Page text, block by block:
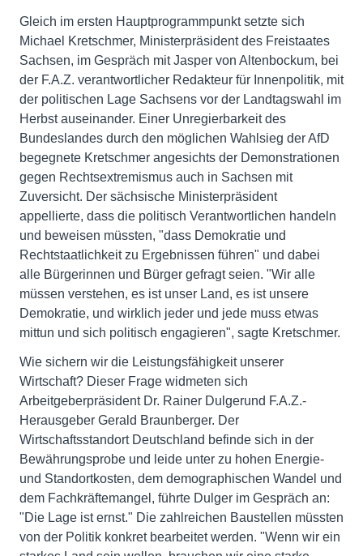
Gleich im ersten Hauptprogrammpunkt setzte sich
Michael Kretschmer, Ministerpräsident des Freistaates
Sachsen, im Gespräch mit Jasper von Altenbockum, bei
der F.A.Z. verantwortlicher Redakteur für Innenpolitik, mit
der politischen Lage Sachsens vor der Landtagswahl im
Herbst auseinander. Einer Unregierbarkeit des
Bundeslandes durch den möglichen Wahlsieg der AfD
begegnete Kretschmer angesichts der Demonstrationen
gegen Rechtsextremismus auch in Sachsen mit
Zuversicht. Der sächsische Ministerpräsident
appellierte, dass die politisch Verantwortlichen handeln
und beweisen müssten, "dass Demokratie und
Rechtstaatlichkeit zu Ergebnissen führen" und dabei
alle Bürgerinnen und Bürger gefragt seien. "Wir alle
müssen verstehen, es ist unser Land, es ist unsere
Demokratie, und wirklich jeder und jede muss etwas
mittun und sich politisch engagieren", sagte Kretschmer.
Wie sichern wir die Leistungsfähigkeit unserer
Wirtschaft? Dieser Frage widmeten sich
Arbeitgeberpräsident Dr. Rainer Dulgerund F.A.Z.-
Herausgeber Gerald Braunberger. Der
Wirtschaftsstandort Deutschland befinde sich in der
Bewährungsprobe und leide unter zu hohen Energie-
und Standortkosten, dem demographischen Wandel und
dem Fachkräftemangel, führte Dulger im Gespräch an:
"Die Lage ist ernst." Die zahlreichen Baustellen müssten
von der Politik konkret bearbeitet werden. "Wenn wir ein